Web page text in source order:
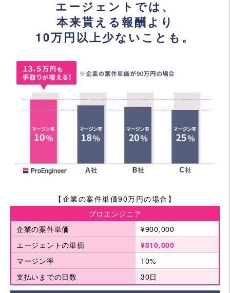
エージェントでは、
本来貰える報酬より
10万円以上少ないことも。
【企業の案件単価90万円の場合】
プロエンジニア
企業の案件単価
¥900,000
エージェントの単価
¥810,000
マージン率
10%
支払いまでの日数
30日